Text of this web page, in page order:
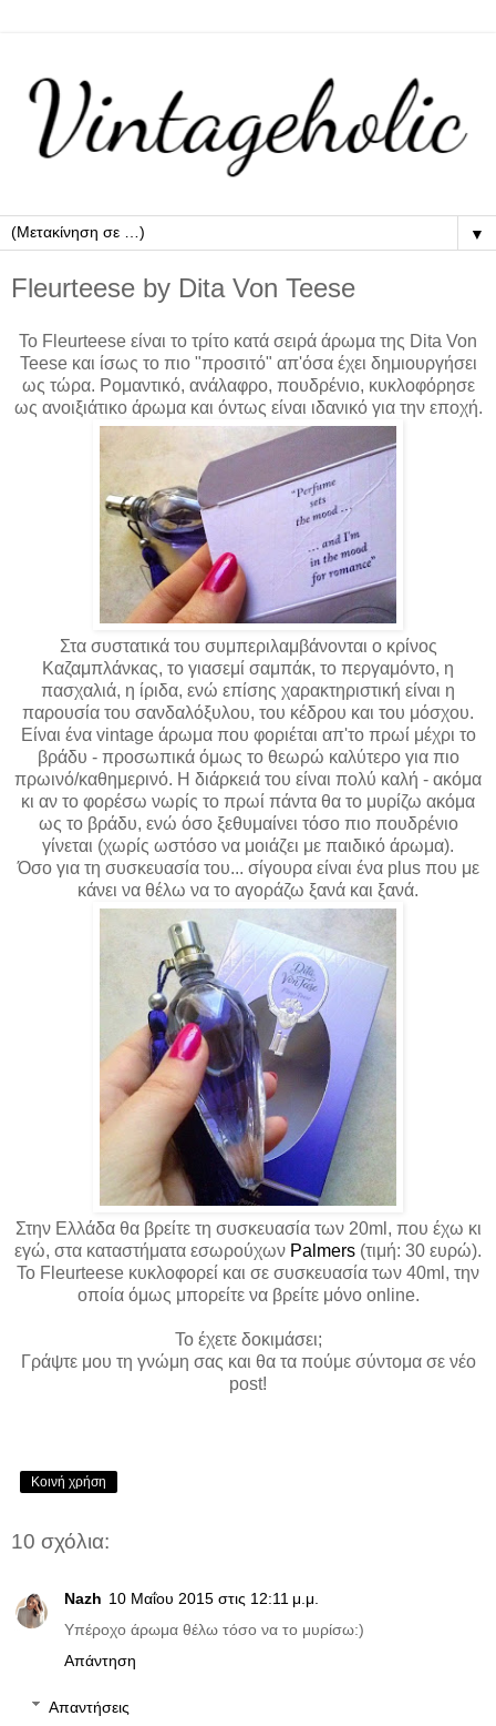
▼
Fleurteese by Dita Von Teese
Το Fleurteese είναι το τρίτο κατά σειρά άρωμα της Dita Von
Teese και ίσως το πιο "προσιτό" απ'όσα έχει δημιουργήσει
ως τώρα. Ρομαντικό, ανάλαφρο, πουδρένιο, κυκλοφόρησε
ως ανοιξιάτικο άρωμα και όντως είναι ιδανικό για την εποχή.
Στα συστατικά του συμπεριλαμβάνονται ο κρίνος
Καζαμπλάνκας, το γιασεμί σαμπάκ, το περγαμόντο, η
πασχαλιά, η ίριδα, ενώ επίσης χαρακτηριστική είναι η
παρουσία του σανδαλόξυλου, του κέδρου και του μόσχου.
Είναι ένα vintage άρωμα που φοριέται απ'το πρωί μέχρι το
βράδυ - προσωπικά όμως το θεωρώ καλύτερο για πιο
πρωινό/καθημερινό. Η διάρκειά του είναι πολύ καλή - ακόμα
κι αν το φορέσω νωρίς το πρωί πάντα θα το μυρίζω ακόμα
ως το βράδυ, ενώ όσο ξεθυμαίνει τόσο πιο πουδρένιο
γίνεται (χωρίς ωστόσο να μοιάζει με παιδικό άρωμα).
Όσο για τη συσκευασία του... σίγουρα είναι ένα plus που με
κάνει να θέλω να το αγοράζω ξανά και ξανά.
Στην Ελλάδα θα βρείτε τη συσκευασία των 20ml, που έχω κι
εγώ, στα καταστήματα εσωρούχων Palmers (τιμή: 30 ευρώ).
Το Fleurteese κυκλοφορεί και σε συσκευασία των 40ml, την
οποία όμως μπορείτε να βρείτε μόνο online.
Το έχετε δοκιμάσει;
Γράψτε μου τη γνώμη σας και θα τα πούμε σύντομα σε νέο
post!
Κοινή χρήση
10 σχόλια:
Nazh 10 Μαΐου 2015 στις 12:11 μ.μ.
Υπέροχο άρωμα θέλω τόσο να το μυρίσω:)
Απάντηση
Απαντήσεις